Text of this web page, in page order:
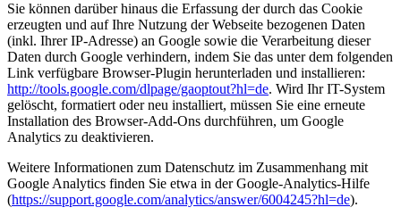
Sie können darüber hinaus die Erfassung der durch das Cookie
erzeugten und auf Ihre Nutzung der Webseite bezogenen Daten
(inkl. Ihrer IP-Adresse) an Google sowie die Verarbeitung dieser
Daten durch Google verhindern, indem Sie das unter dem folgenden
Link verfügbare Browser-Plugin herunterladen und installieren:
http://tools.google.com/dlpage/gaoptout?hl=de. Wird Ihr IT-System
gelöscht, formatiert oder neu installiert, müssen Sie eine erneute
Installation des Browser-Add-Ons durchführen, um Google
Analytics zu deaktivieren.
Weitere Informationen zum Datenschutz im Zusammenhang mit
Google Analytics finden Sie etwa in der Google-Analytics-Hilfe
(https://support.google.com/analytics/answer/6004245?hl=de).